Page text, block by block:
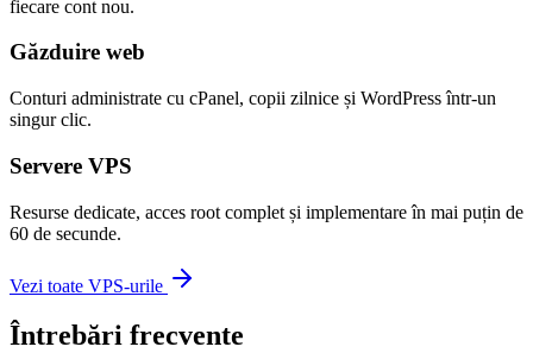
fiecare cont nou.
Găzduire web
Conturi administrate cu cPanel, copii zilnice și WordPress într-un
singur clic.
Servere VPS
Resurse dedicate, acces root complet și implementare în mai puțin de
60 de secunde.
Vezi toate VPS-urile
Întrebări frecvente